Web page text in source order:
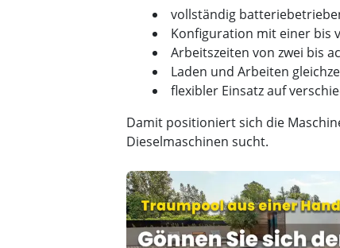
vollständig
Konfiguration mit einer bis
Arbeitszeiten von zwei bis
Laden und Arbeiten
flexibler Einsatz auf
Damit positioniert sich die
Dieselmaschinen sucht.